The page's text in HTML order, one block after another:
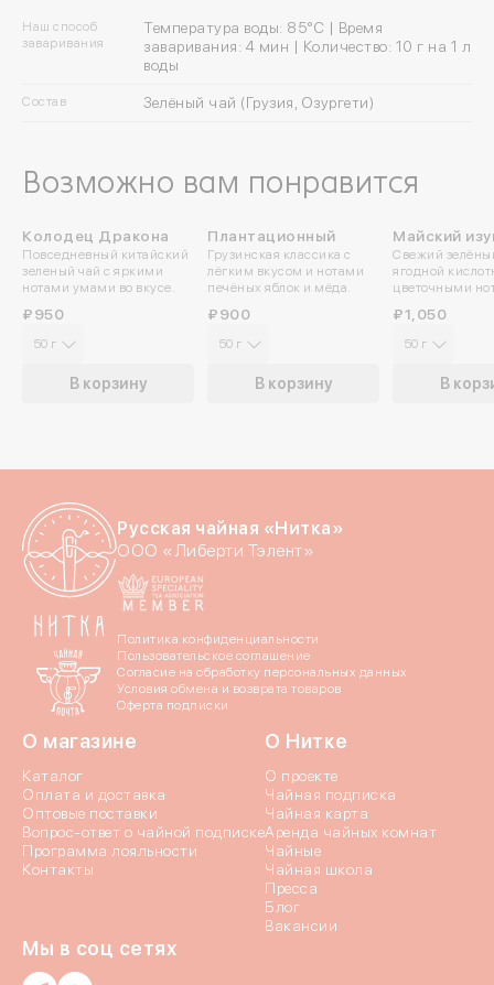
Наш способ
заваривания
Температура воды: 85°C | Время
заваривания: 4 мин | Количество: 10 г на 1 л
воды
Состав Зелёный чай (Грузия, Озургети)
Возможно вам понравится
Колодец Дракона
Повседневный китайский
зеленый чай с яркими
нотами умами во вкусе.
₽950
В корзину
50 г
Плантационный
Грузинская классика с
лёгким вкусом и нотами
печёных яблок и мёда.
₽900
В корзину
50 г
Майский
Свежий
ягодной
цветочными
₽1,050
В
50 г
Русская чайная «Нитка»
ООО «Либерти Тэлент»
Политика конфиденциальности
Пользовательское соглашение
Согласие на обработку персональных данных
Условия обмена и возврата товаров
Оферта подписки
О магазине
Каталог
Оплата и доставка
Оптовые поставки
Вопрос-ответ о чайной подписке
Программа лояльности
Контакты
О Нитке
О проекте
Чайная подписка
Чайная карта
Аренда чайных комнат
Чайные
Чайная школа
Пресса
Блог
Вакансии
Мы в соц сетях
Войдите в
По номеру телефона
Даю согласие на